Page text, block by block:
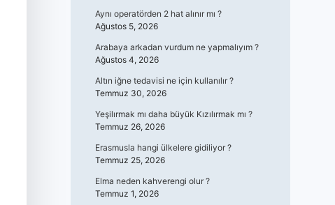
Aynı operatörden 2 hat alınır mı ?
Ağustos 5, 2026
Arabaya arkadan vurdum ne yapmalıyım ?
Ağustos 4, 2026
Altın iğne tedavisi ne için kullanılır ?
Temmuz 30, 2026
Yeşilırmak mı daha büyük Kızılırmak mı ?
Temmuz 26, 2026
Erasmusla hangi ülkelere gidiliyor ?
Temmuz 25, 2026
Elma neden kahverengi olur ?
Temmuz 1, 2026